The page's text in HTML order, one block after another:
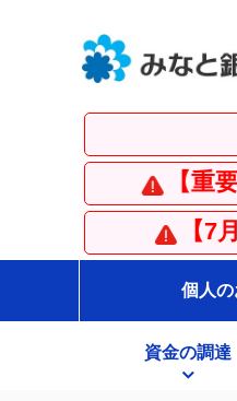
【重要】銀行や
【7月31日更新
個人の
資金の調達